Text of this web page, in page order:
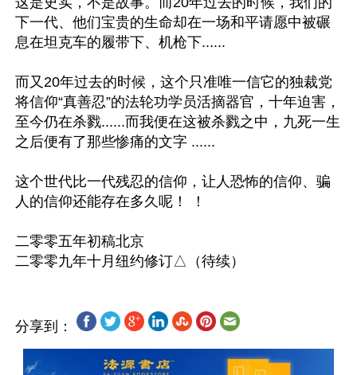
下一代、他们宝贵的生命却在一场和平请愿中被碾
息在坦克车的履带下、机枪下......
而又20年过去的时候，这个只准唯一信它的独裁党
将信仰“真善忍”的法轮功学员活摘器官，十年迫害，
至今仍在杀戮......而我便在这被杀戮之中，九死一生
之后便有了那些惨痛的文字 ......
这个世代比一代残忍的信仰，让人恐怖的信仰、骗
人的信仰还能存在多久呢！ ！
二零零五年初稿北京
分享到：